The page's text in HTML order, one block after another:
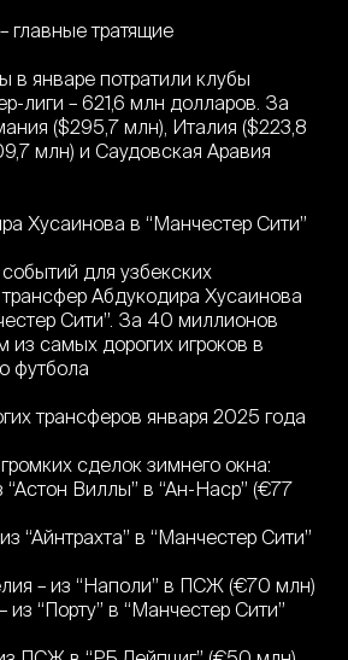
главные тратящие
январе потратили клубы
лиги – 621,6 млн долларов. За
($295,7 млн), Италия ($223,8
млн) и Саудовская Аравия
Хусаинова в “Манчестер Сити”
для узбекских
Абдукодира Хусаинова
Сити”. За 40 миллионов
из самых дорогих игроков в
футбола
трансферов января 2025 года
сделок зимнего окна:
Виллы” в “Ан-Наср” (€77
“Айнтрахта” в “Манчестер Сити”
– из “Наполи” в ПСЖ (€70 млн)
из “Порту” в “Манчестер Сити”